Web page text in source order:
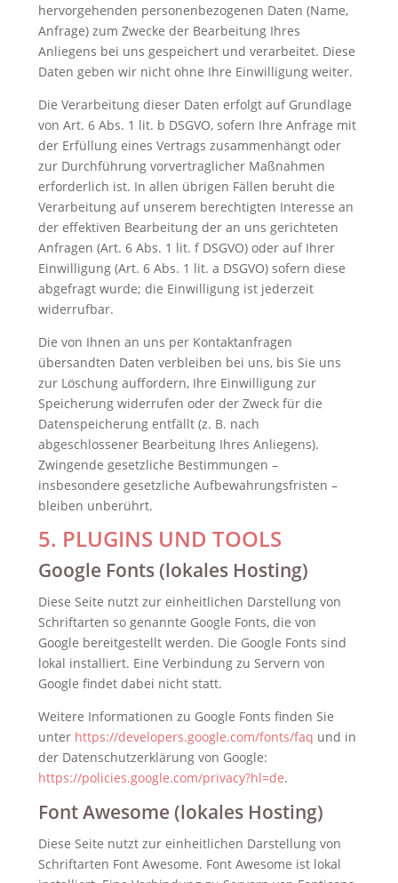
hervorgehenden personenbezogenen Daten (Name,
Anfrage) zum Zwecke der Bearbeitung Ihres
Anliegens bei uns gespeichert und verarbeitet. Diese
Daten geben wir nicht ohne Ihre Einwilligung weiter.
Die Verarbeitung dieser Daten erfolgt auf Grundlage
von Art. 6 Abs. 1 lit. b DSGVO, sofern Ihre Anfrage mit
der Erfüllung eines Vertrags zusammenhängt oder
zur Durchführung vorvertraglicher Maßnahmen
erforderlich ist. In allen übrigen Fällen beruht die
Verarbeitung auf unserem berechtigten Interesse an
der effektiven Bearbeitung der an uns gerichteten
Anfragen (Art. 6 Abs. 1 lit. f DSGVO) oder auf Ihrer
Einwilligung (Art. 6 Abs. 1 lit. a DSGVO) sofern diese
abgefragt wurde; die Einwilligung ist jederzeit
widerrufbar.
Die von Ihnen an uns per Kontaktanfragen
übersandten Daten verbleiben bei uns, bis Sie uns
zur Löschung auffordern, Ihre Einwilligung zur
Speicherung widerrufen oder der Zweck für die
Datenspeicherung entfällt (z. B. nach
abgeschlossener Bearbeitung Ihres Anliegens).
Zwingende gesetzliche Bestimmungen –
insbesondere gesetzliche Aufbewahrungsfristen –
bleiben unberührt.
5. PLUGINS UND TOOLS
Google Fonts (lokales Hosting)
Diese Seite nutzt zur einheitlichen Darstellung von
Schriftarten so genannte Google Fonts, die von
Google bereitgestellt werden. Die Google Fonts sind
lokal installiert. Eine Verbindung zu Servern von
Google findet dabei nicht statt.
Weitere Informationen zu Google Fonts finden Sie
unter https://developers.google.com/fonts/faq und in
der Datenschutzerklärung von Google:
https://policies.google.com/privacy?hl=de.
Font Awesome (lokales Hosting)
Diese Seite nutzt zur einheitlichen Darstellung von
Schriftarten Font Awesome. Font Awesome ist lokal